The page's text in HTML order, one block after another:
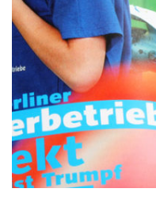
Infografiken